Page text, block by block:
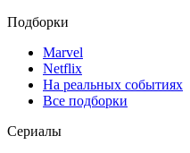
Подборки
Marvel
Netflix
На реальных событиях
Все подборки
Сериалы